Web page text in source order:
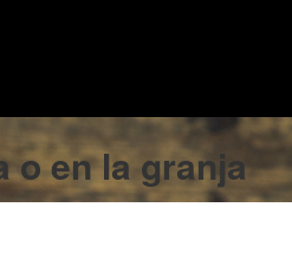
curso.
o en la granja